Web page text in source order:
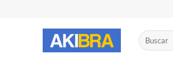
Pesquisar
por: